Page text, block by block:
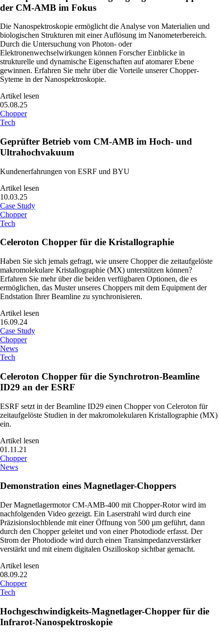
der CM-AMB im Fokus
Die Nanospektroskopie ermöglicht die Analyse von Materialien und
biologischen Strukturen mit einer Auflösung im Nanometerbereich.
Durch die Untersuchung von Photon- oder
Elektronenwechselwirkungen können Forscher Einblicke in
strukturelle und dynamische Eigenschaften auf atomarer Ebene
gewinnen. Erfahren Sie mehr über die Vorteile unserer Chopper-
Syteme in der Nanospektroskopie.
Artikel lesen
05.08.25
Chopper
Tech
Geprüfter Betrieb vom CM-AMB im Hoch- und
Ultrahochvakuum
Kundenerfahrungen von ESRF und BYU
Artikel lesen
10.03.25
Case Study
Chopper
Tech
Celeroton Chopper für die Kristallographie
Haben Sie sich jemals gefragt, wie unsere Chopper die zeitaufgelöste
makromolekulare Kristallographie (MX) unterstützen können?
Erfahren Sie mehr über die beiden verfügbaren Optionen, die es
ermöglichen, das Muster unseres Choppers mit dem Equipment der
Endstation Ihrer Beamline zu synchronisieren.
Artikel lesen
16.09.24
Case Study
Chopper
News
Tech
Celeroton Chopper für die Synchrotron-Beamline
ID29 an der ESRF
ESRF setzt in der Beamline ID29 einen Chopper von Celeroton für
zeitaufgelöste Studien in der makromolekularen Kristallographie (MX)
ein.
Artikel lesen
01.11.21
Chopper
News
Demonstration eines Magnetlager-Choppers
Der Magnetlagermotor CM-AMB-400 mit Chopper-Rotor wird im
nachfolgenden Video gezeigt. Ein Laserstrahl wird durch eine
Präzisionslochblende mit einer Öffnung von 500 µm geführt, dann
durch den Chopper geleitet und von einer Photodiode erfasst. Der
Strom der Photodiode wird durch einen Transimpedanzverstärker
verstärkt und mit einem digitalen Oszilloskop sichtbar gemacht.
Artikel lesen
08.09.22
Chopper
Tech
Hochgeschwindigkeits-Magnetlager-Chopper für die
Infrarot-Nanospektroskopie